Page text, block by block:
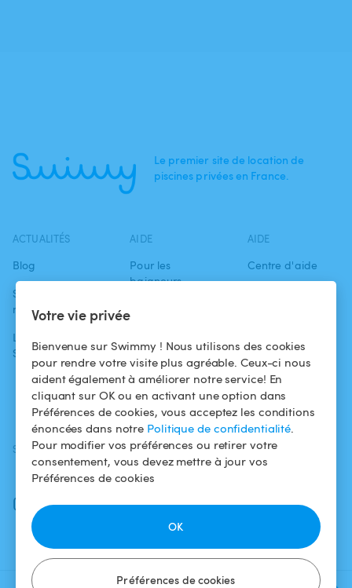
Votre vie privée
Bienvenue sur Swimmy ! Nous utilisons des cookies
pour rendre votre visite plus agréable. Ceux-ci nous
aident également à améliorer notre service! En
cliquant sur OK ou en activant une option dans
Préférences de cookies, vous acceptez les conditions
énoncées dans notre Politique de confidentialité.
Pour modifier vos préférences ou retirer votre
consentement, vous devez mettre à jour vos
Préférences de cookies
Préférences de cookies
OK
Le premier site de location de
piscines privées en France.
ACTUALITÉS
Blog
Swimmy dans les
médias
L'aventure
Swimmy
AIDE
Pour les
baigneurs
Louer ma piscine
Comment ça
marche ?
AIDE
Centre d'aide
confidentialité
Mentions légales
SUIVEZ-NOUS
Facebook
Instagram
TÉLÉCHARGEZ L'APP